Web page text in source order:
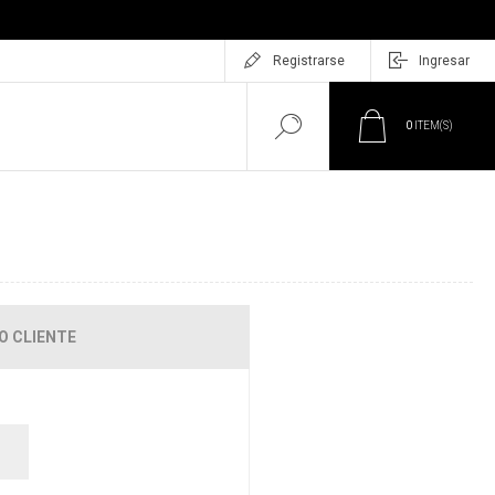
Registrarse Ingresar
0 ITEM(S)
CLIENTE